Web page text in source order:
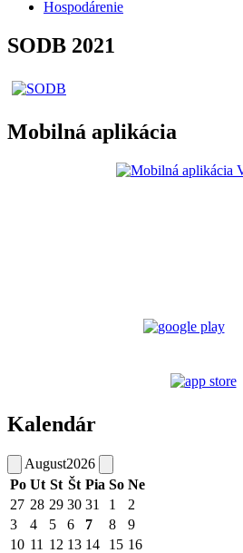
Hospodárenie
SODB 2021
Mobilná aplikácia
Kalendár
August2026
Po Ut St Št Pia So Ne
27 28 29 30 31 1
2
3
4 5 6 7 8
9
10 11 12 13 14 15 16